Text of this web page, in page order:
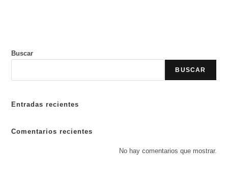
Buscar
BUSCAR
Entradas recientes
Comentarios recientes
No hay comentarios que mostrar.